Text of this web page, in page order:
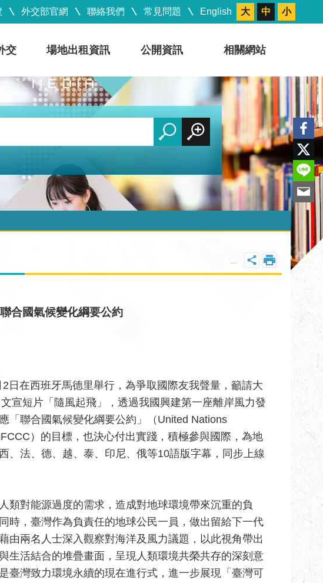
外交部官網 聯絡我們 常見問題 English 大 中 小
交 場地出租資訊 公開資訊 相關網站
合國氣候變化綱要公約
日在西班牙馬德里舉行，為爭取國際友我聲量，籲請大
宣短片「隨風起飛」，透過我國興建第一座離岸風力發
「聯合國氣候變化綱要公約」（United Nations
）的目標，也決心付出實踐，積極參與國際，為地
、法、德、越、泰、印尼、俄等10語版字幕，同步上線
類對能源過度的需求，造成對地球環境帶來沉重的負
時，臺灣作為負責任的地球公民一員，做出留給下一代
由兩名人士深入觀察對海洋及風力議題，以此視角帶出
生活結合的堆疊畫面，呈現人類環境共榮共存的深刻意
臺灣致力環境永續的現在進行式，進一步展現「臺灣可